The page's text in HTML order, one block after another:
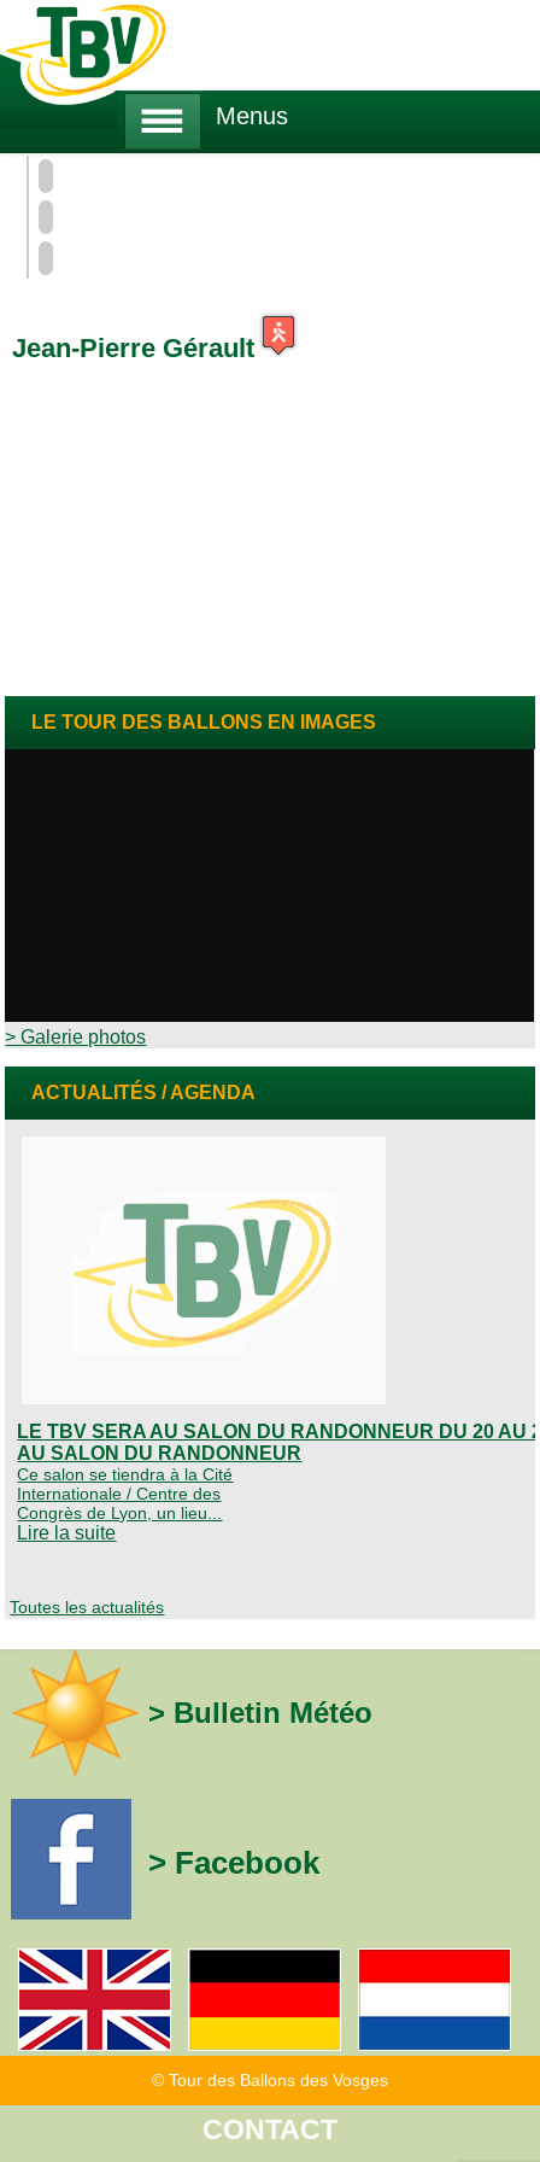
Menus
Jean-Pierre Gérault
LE TOUR DES BALLONS EN IMAGES
> Galerie photos
ACTUALITÉS / AGENDA
LE TBV SERA AU SALON DU RANDONNEUR DU 20 AU
AU SALON DU RANDONNEUR
Ce salon se tiendra à la Cité
Internationale / Centre des
Congrès de Lyon, un lieu...
Lire la suite
Toutes les actualités
> Bulletin Météo
> Facebook
© Tour des Ballons des Vosges
CONTACT